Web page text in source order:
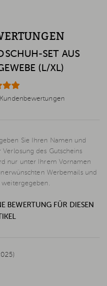
SET AUS
(L/XL)
Sie Ihren Namen und
Verlosung des Gutscheins
nur unter Ihrem Vornamen
Werbemails und
BEWERTUNG FÜR DIESEN